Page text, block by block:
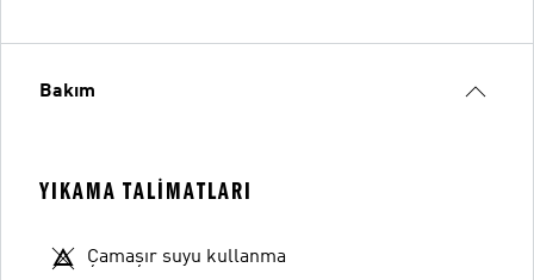
Bakım
YIKAMA TALIMATLARI
Çamaşır suyu kullanma